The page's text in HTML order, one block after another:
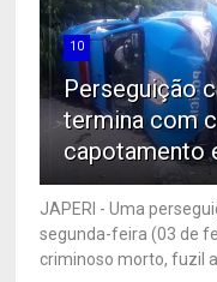
10
Perseguição
termina com
capotamento
JAPERI - Uma
segunda-feira (03 de
criminoso morto, fuzil